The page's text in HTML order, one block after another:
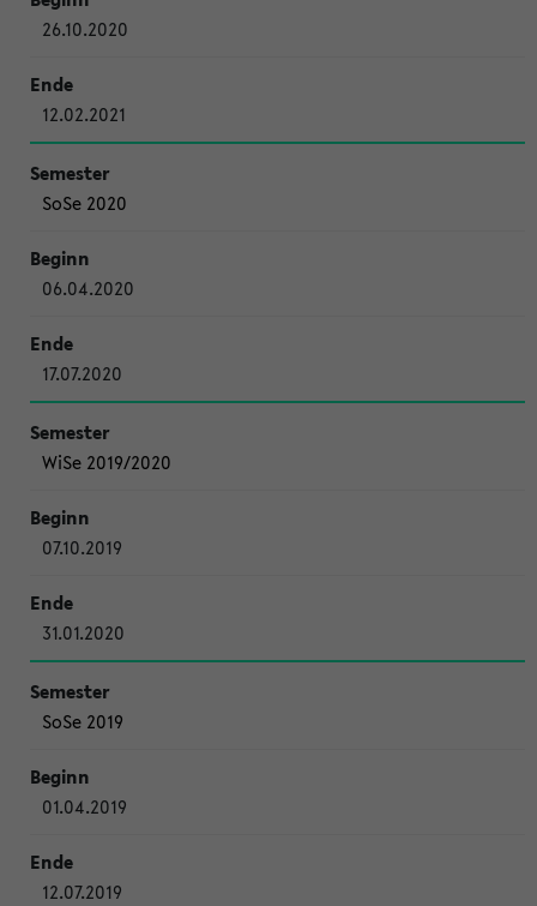
26.10.2020
12.02.2021
SoSe 2020
06.04.2020
17.07.2020
WiSe 2019/2020
07.10.2019
31.01.2020
SoSe 2019
01.04.2019
12.07.2019